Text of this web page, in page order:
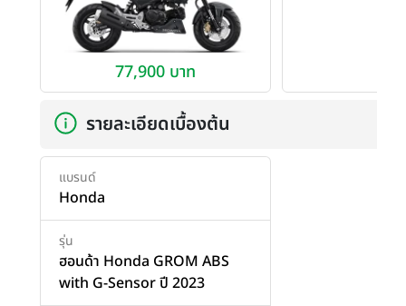
77,900 บาท
รายละเอียดเบื้องต้น
แบรนด์
Honda
รุ่น
ฮอนด้า Honda GROM ABS
with G-Sensor ปี 2023